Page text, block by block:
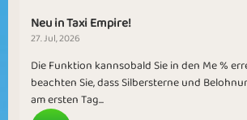
Neu in Taxi Empire!
27. Jul, 2026
Die Funktion kannsobald Sie in den Me %
beachten Sie, dass Silbersterne und
am ersten Tag...